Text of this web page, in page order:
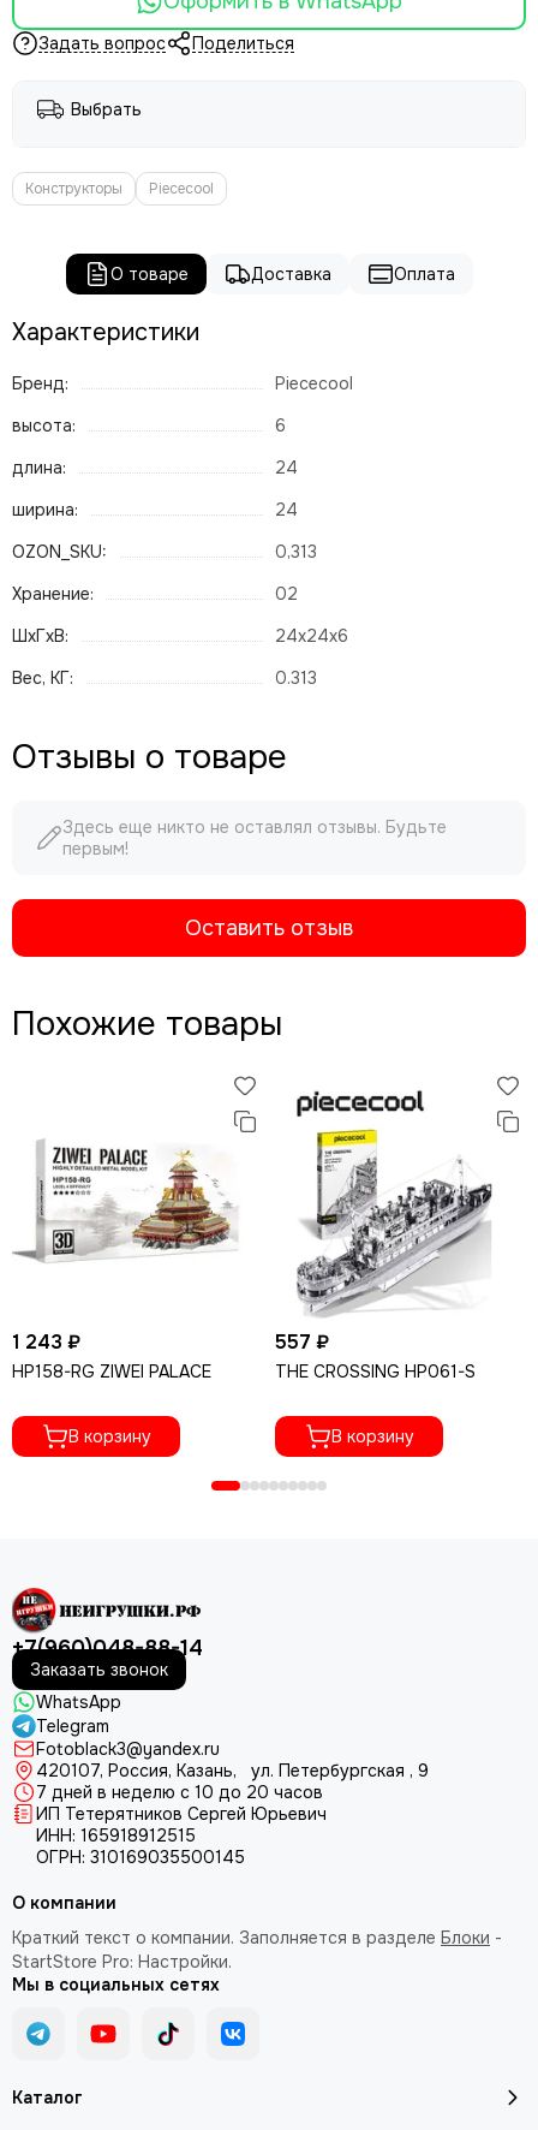
Задать вопрос Поделиться
Выбрать
Конструкторы Piececool
О товаре Доставка Оплата
Характеристики
Бренд:
Piececool
высота:
6
длина:
24
ширина:
24
OZON_SKU:
0,313
Хранение:
02
ШхГхВ:
24x24x6
Вес, КГ:
0.313
Отзывы о товаре
Здесь еще никто не оставлял отзывы. Будьте
первым!
Оставить отзыв
Похожие товары
1 243 ₽
HP158-RG ZIWEI PALACE
В корзину
557 ₽
THE CROSSING HP061-S
В корзину
+7(960)048-88-14
Заказать звонок
WhatsApp
Telegram
Fotoblack3@yandex.ru
420107, Россия, Казань, ул. Петербургская , 9
7 дней в неделю с 10 до 20 часов
ИП Тетерятников Сергей Юрьевич
ИНН: 165918912515
ОГРН: 310169035500145
Каталог
О компании
Краткий текст о компании. Заполняется в разделе Блоки -
StartStore Pro: Настройки.
Мы в социальных сетях